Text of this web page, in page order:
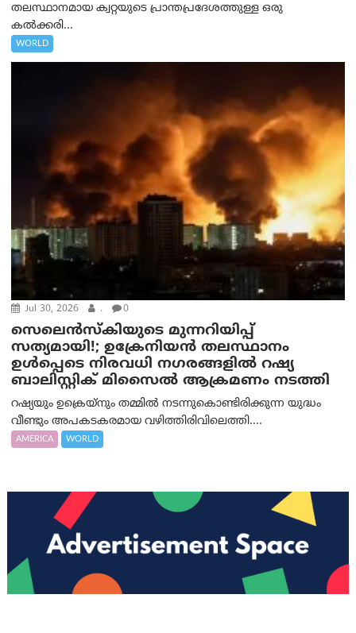
തലസ്ഥാനമായ ക്വറ്റയുടെ പ്രാന്തപ്രദേശത്തുള്ള ഒരു
കൽക്കരി...
WORLD
Jul 30, 2026 . 0
സെലെൻസ്‌കിയുടെ മുന്നറിയിപ്പ്
സത്യമായി!; ഉക്രേനിയൻ തലസ്ഥാനം
ഉൾപ്പെടെ നിരവധി നഗരങ്ങളിൽ റഷ്യ
ബാലിസ്റ്റിക് മിസൈൽ ആക്രമണം നടത്തി
റഷ്യയും ഉക്രെയ്‌നും തമ്മിൽ നടന്നുകൊണ്ടിരിക്കുന്ന യുദ്ധം
വീണ്ടും അപകടകരമായ വഴിത്തിരിവിലെത്തി....
AMERICA WORLD